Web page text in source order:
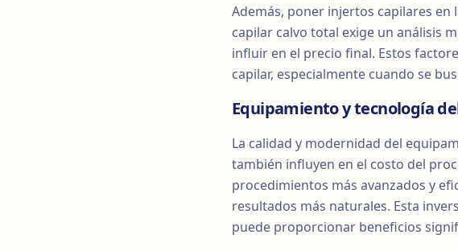
Además, poner injertos capilares
capilar calvo total exige un análisis
influir en el precio final. Estos
capilar, especialmente cuando se
Equipamiento y tecnología
La calidad y modernidad del
también influyen en el costo del
procedimientos más avanzados y
resultados más naturales. Esta
puede proporcionar beneficios